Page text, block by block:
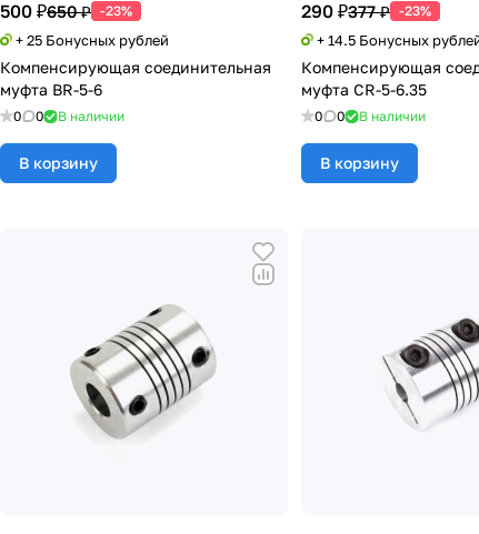
500 ₽650 ₽ -23%
+ 25 Бонусных рублей
Компенсирующая соединительная
муфта BR-5-6
0 0 В наличии
В корзину
290 ₽377 ₽ -23%
+ 14.5 Бонусных
Компенсирующая
муфта CR-5-6.35
0 0 В наличии
В корзину